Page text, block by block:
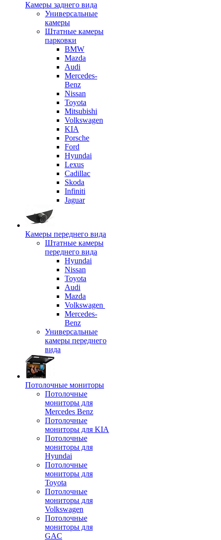
Камеры заднего вида
Универсальные
камеры
Штатные камеры
парковки
BMW
Mazda
Audi
Mercedes-
Benz
Nissan
Toyota
Mitsubishi
Volkswagen
KIA
Porsche
Ford
Hyundai
Lexus
Cadillac
Skoda
Infiniti
Jaguar
Камеры переднего вида
Штатные камеры
переднего вида
Hyundai
Nissan
Toyota
Audi
Mazda
Volkswagen
Mercedes-
Benz
Универсальные
камеры переднего
вида
Потолочные мониторы
Потолочные
мониторы для
Mercedes Benz
Потолочные
мониторы для KIA
Потолочные
мониторы для
Hyundai
Потолочные
мониторы для
Toyota
Потолочные
мониторы для
Volkswagen
Потолочные
мониторы для
GAC